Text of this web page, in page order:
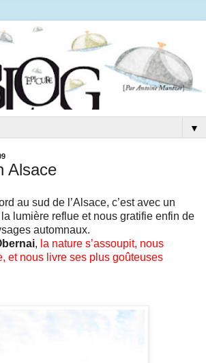
▼
Alsace
au sud de l’Alsace, c’est avec un
lumière reflue et nous gratifie enfin de
automnaux.
, la nature s’assoupit, nous
et nous livre ses plus goûteuses